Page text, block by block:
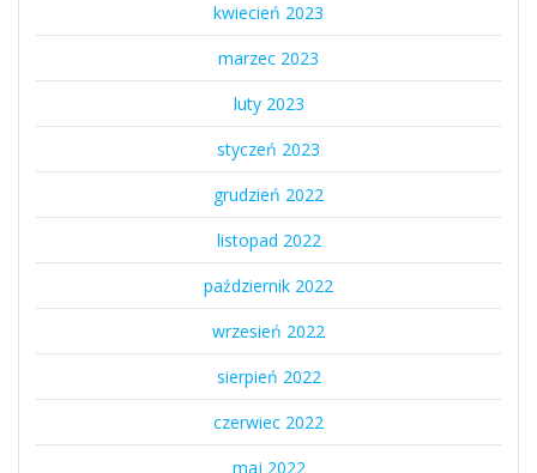
kwiecień 2023
marzec 2023
luty 2023
styczeń 2023
grudzień 2022
listopad 2022
październik 2022
wrzesień 2022
sierpień 2022
czerwiec 2022
maj 2022